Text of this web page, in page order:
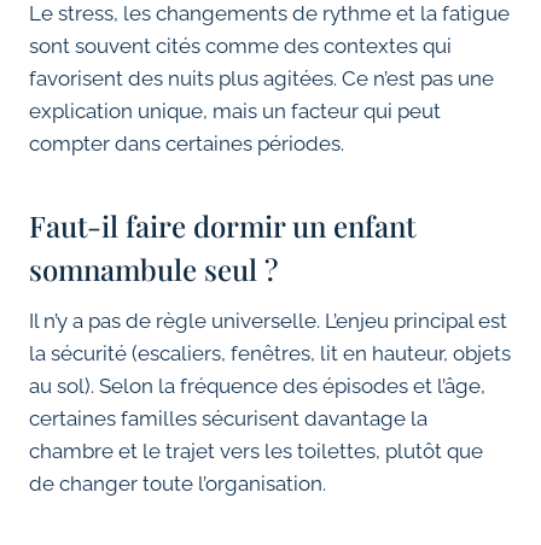
Le stress, les changements de rythme et la fatigue
sont souvent cités comme des contextes qui
favorisent des nuits plus agitées. Ce n’est pas une
explication unique, mais un facteur qui peut
compter dans certaines périodes.
Faut-il faire dormir un enfant
somnambule seul ?
Il n’y a pas de règle universelle. L’enjeu principal est
la sécurité (escaliers, fenêtres, lit en hauteur, objets
au sol). Selon la fréquence des épisodes et l’âge,
certaines familles sécurisent davantage la
chambre et le trajet vers les toilettes, plutôt que
de changer toute l’organisation.